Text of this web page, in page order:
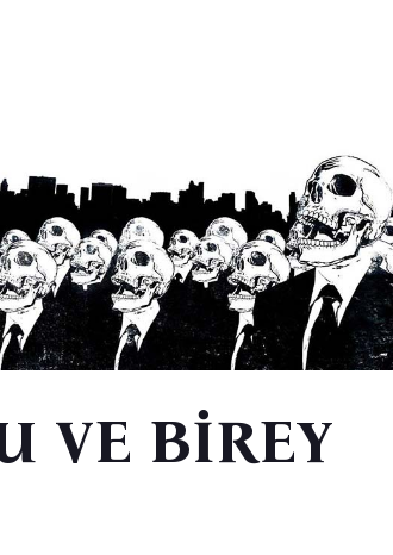
VE BİREY